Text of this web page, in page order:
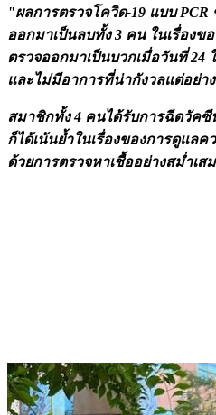
"ผลการตรวจโควิด-19 แบบ PCR
ออกมาเป็นลบทั้ง 3 คน ในเรื่อง
ตรวจออกมาเป็นบวกเมื่อวันที่
และไม่มีอาการที่น่ากังวลแต่อย่า
สมาชิกทั้ง 4 คนได้รับการฉีดวัคซี
ก็ได้เน้นย้ำในเรื่องของการดูแล
ด้วยการตรวจหาเชื้ออย่างสม่ำเส